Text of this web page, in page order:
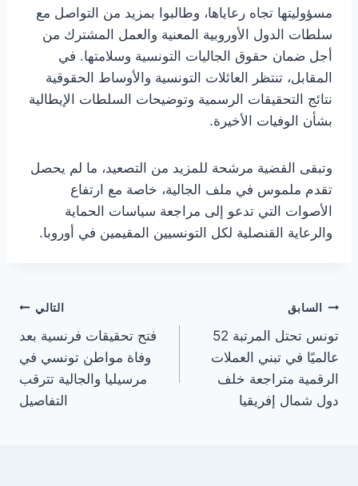
مسؤوليتها تجاه رعاياها، وطالبوا بمزيد من التواصل مع
سلطات الدول الأوروبية المعنية والعمل المشترك من
أجل ضمان حقوق الجاليات التونسية وسلامتها. في
المقابل، تنتظر العائلات التونسية والأوساط الحقوقية
نتائج التحقيقات الرسمية وتوضيحات السلطات الإيطالية
بشأن الوفيات الأخيرة.
وتبقى القضية مرشحة للمزيد من التصعيد، ما لم يحصل
تقدم ملموس في ملف الجالية، خاصة مع ارتفاع
الأصوات التي تدعو إلى مراجعة سياسات الحماية
والرعاية القنصلية لكل التونسيين المقيمين في أوروبا.
تصفّح
المقالات
السابق
تونس تحتل المرتبة 52
عالميًا في تبني العملات
الرقمية متراجعة خلف
دول شمال إفريقيا
التالي
فتح تحقيقات فرنسية بعد
وفاة مواطن تونسي في
مرسيليا والجالية تترقب
التفاصيل